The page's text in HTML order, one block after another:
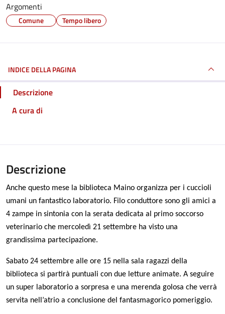
Argomenti
Comune Tempo libero
INDICE DELLA PAGINA
Descrizione
A cura di
Descrizione
Anche questo mese la biblioteca Maino organizza per i cuccioli
umani un fantastico laboratorio. Filo conduttore sono gli amici a
4 zampe in sintonia con la serata dedicata al primo soccorso
veterinario che mercoledì 21 settembre ha visto una
grandissima partecipazione.
Sabato 24 settembre alle ore 15 nella sala ragazzi della
biblioteca si partirà puntuali con due letture animate. A seguire
un super laboratorio a sorpresa e una merenda golosa che verrà
servita nell’atrio a conclusione del fantasmagorico pomeriggio.